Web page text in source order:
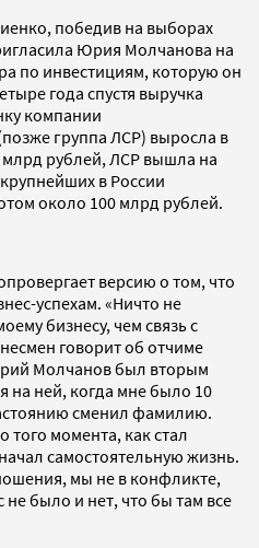
победив на выборах
Юрия Молчанова на
по инвестициям, которую он
года спустя выручка
компании
группа ЛСР) выросла в
млрд рублей, ЛСР вышла на
в России
около 100 млрд рублей.
версию о том, что
успехам. «Ничто не
бизнесу, чем связь с
говорит об отчиме
Молчанов был вторым
ней, когда мне было 10
сменил фамилию.
того момента, как стал
самостоятельную жизнь.
мы не в конфликте,
не было и нет, что бы там все